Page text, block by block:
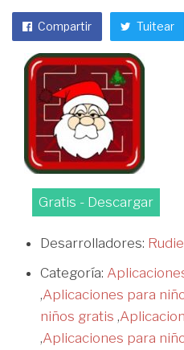
Compartir Tuitear
Gratis - Descargar
Desarrolladores:
Categoría:
,Aplicaciones para
niños gratis ,
,Aplicaciones para